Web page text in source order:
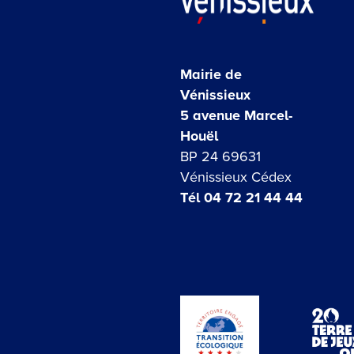
Mairie de
Vénissieux
5 avenue Marcel-
Houël
BP 24 69631
Vénissieux Cédex
Tél 04 72 21 44 44